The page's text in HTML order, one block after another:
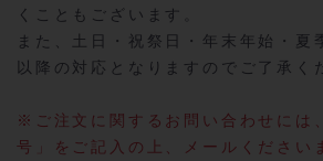
くこともございます。
また、土日・祝祭日・年末年始・夏
以降の対応となりますのでご了承く
※ご注文に関するお問い合わせには
号」をご記入の上、メールください